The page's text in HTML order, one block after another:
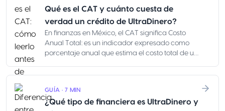
información orientativa, no asesoría legal: los
plazos legales, los dictámenes técnicos, las vías
judiciales y los casos de cobranza con
amenazas pueden requerir apoyo profesional.
Qué es el CAT y cuánto cuesta de
verdad un crédito de UltraDinero?
En finanzas en México, el CAT significa Costo
Anual Total: es un indicador expresado como
porcentaje anual que estima el costo total de un
cargos obligatorios. Te ayuda a comparar
mensualidad, va más allá de la tasa de interés y
tampoco confirma si el pago cabe en tu
GUÍA · 7 MIN
¿Qué tipo de financiera es UltraDinero y